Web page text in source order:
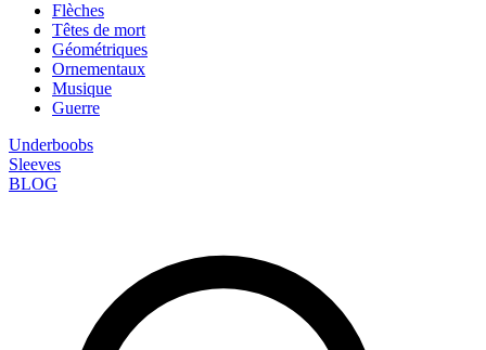
Flèches
Têtes de mort
Géométriques
Ornementaux
Musique
Guerre
Underboobs
Sleeves
BLOG